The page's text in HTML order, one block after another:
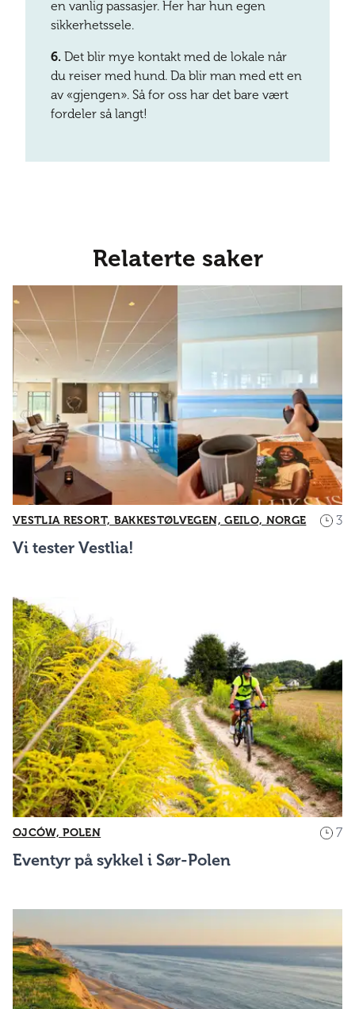
en vanlig passasjer. Her har hun egen
sikkerhetssele.
6. Det blir mye kontakt med de lokale når
du reiser med hund. Da blir man med ett en
av «gjengen». Så for oss har det bare vært
fordeler så langt!
Relaterte saker
VESTLIA RESORT, BAKKESTØLVEGEN, GEILO, NORGE 3
Vi tester Vestlia!
OJCÓW, POLEN 7
Eventyr på sykkel i Sør-Polen